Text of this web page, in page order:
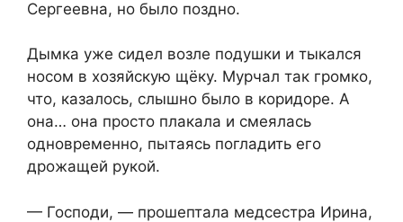
Сергеевна, но было поздно.
Дымка уже сидел возле подушки и тыкался
носом в хозяйскую щёку. Мурчал так громко,
что, казалось, слышно было в коридоре. А
она… она просто плакала и смеялась
одновременно, пытаясь погладить его
дрожащей рукой.
— Господи, — прошептала медсестра Ирина,